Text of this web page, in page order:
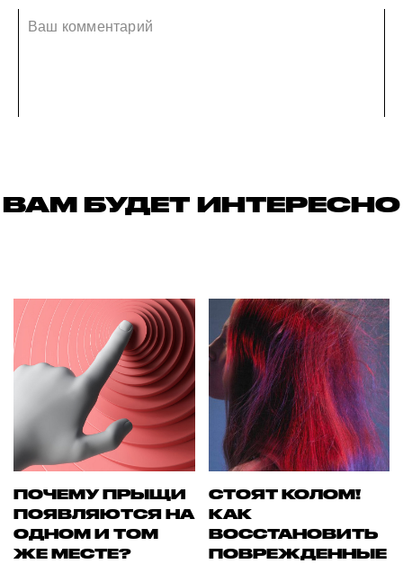
ВАМ БУДЕТ ИНТЕРЕСНО
ПОЧЕМУ ПРЫЩИ
ПОЯВЛЯЮТСЯ НА
ОДНОМ И ТОМ
ЖЕ МЕСТЕ?
СТОЯТ КОЛОМ!
КАК
ВОССТАНОВИТЬ
ПОВРЕЖДЕННЫЕ